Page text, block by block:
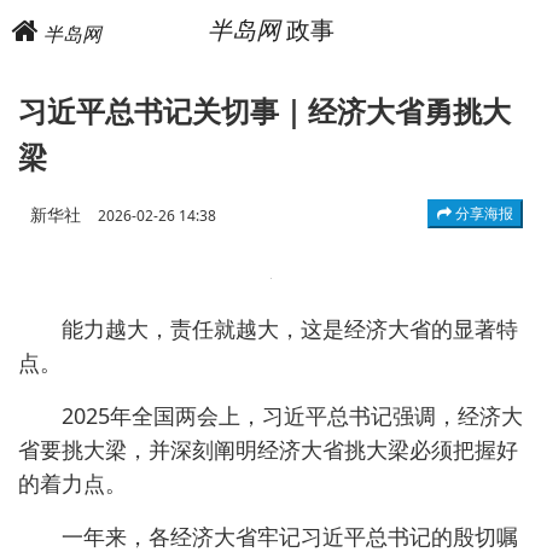
半岛网 半岛网政事
习近平总书记关切事｜经济大省勇挑大
梁
新华社 2026-02-26 14:38 分享海报
能力越大，责任就越大，这是经济大省的显著特
点。
2025年全国两会上，习近平总书记强调，经济大
省要挑大梁，并深刻阐明经济大省挑大梁必须把握好
的着力点。
一年来，各经济大省牢记习近平总书记的殷切嘱